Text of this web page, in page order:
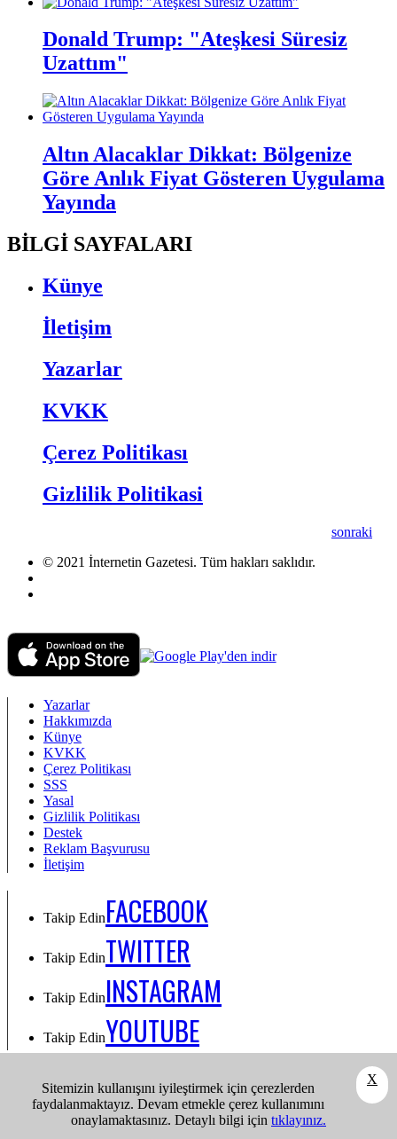
Donald Trump: "Ateşkesi Süresiz
Uzattım"
Altın Alacaklar Dikkat: Bölgenize
Göre Anlık Fiyat Gösteren Uygulama
Yayında
BİLGİ SAYFALARI
Künye
İletişim
Yazarlar
KVKK
Çerez Politikası
Gizlilik Politikasi
sonraki
X
Sitemizin kullanışını iyileştirmek için çerezlerden
faydalanmaktayız. Devam etmekle çerez kullanımını
onaylamaktasınız. Detaylı bilgi için tıklayınız.
© 2021 İnternetin Gazetesi. Tüm hakları saklıdır.
Yazarlar
Hakkımızda
Künye
KVKK
Çerez Politikası
SSS
Yasal
Gizlilik Politikası
Destek
Reklam Başvurusu
İletişim
Takip EdinFACEBOOK
Takip EdinTWITTER
Takip EdinINSTAGRAM
Takip EdinYOUTUBE
Takip Edin: Twitter
Takip Edin: Instagram
Takip Edin: Youtube